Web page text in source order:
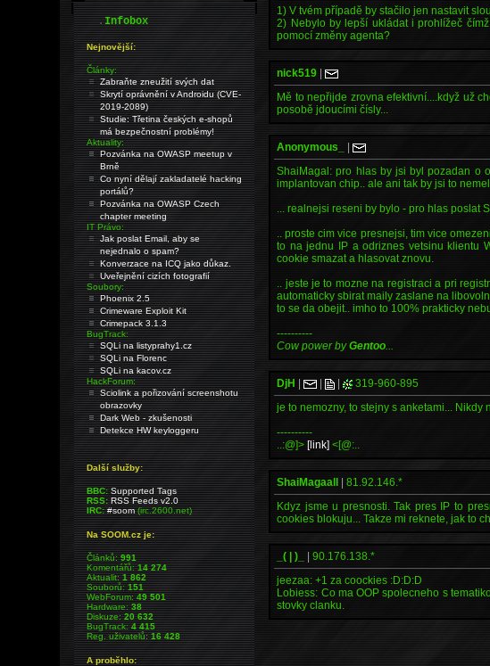
1) V tvém případě by stačilo jen nastavit
2) Nebylo by lepší ukládat i prohlížeč
pomocí změny agenta?
nick519 |
Mě to nepřijde zrovna efektivní....když už
posobě jdoucími čísly...
Anonymous_ |
ShaiMagal: pro hlas by jsi byl pozadan o
implantovan chip.. ale ani tak by jsi to
... realnejsi reseni by bylo - pro hlas poslat
.. proste cim vice presnejsi, tim vice
to na jednu IP a odriznes vetsinu klientu
cookie smazat a hlasovat znovu.
.. jeste je to mozne na registraci a pri
automaticky sbirat maily zaslane na
to se da obejit.. imho to 100% prakticky
----------
Cow power byGentoo...
DjH | | 319-960-895
je to nemozny, to stejny s anketami...
----------
..:@]> [link] <[@:..
ShaiMagaall |81.92.146.*
Kdyz jsme u presnosti. Tak pres IP to
cookies blokuju... Takze mi reknete, jak to
_( | )_ |90.176.138.*
jeezaa: +1 za coockies :D:D:D
Lobiess: Co ma OOP spolecneho s
stovky clanku.
.Infobox
Nejnovější:
Články:
Zabraňte zneužití svých dat
Skrytí oprávnění v Androidu (CVE-
2019-2089)
Studie: Třetina českých e-shopů
má bezpečnostní problémy!
Aktuality:
Pozvánka na OWASP meetup v
Brně
Co nyní dělají zakladatelé hacking
portálů?
Pozvánka na OWASP Czech
chapter meeting
IT Právo:
Jak poslat Email, aby se
nejednalo o spam?
Konverzace na ICQ jako důkaz.
Uveřejnění cizích fotografií
Soubory:
Phoenix 2.5
Crimeware Exploit Kit
Crimepack 3.1.3
BugTrack:
SQLi na listyprahy1.cz
SQLi na Florenc
SQLi na kacov.cz
HackForum:
Sciolink a pořizování screenshotu
obrazovky
Dark Web - zkušenosti
Detekce HW keyloggeru
Další služby:
BBC: Supported Tags
RSS: RSS Feeds v2.0
IRC: #soom(irc.2600.net)
Na SOOM.cz je:
Článků:991
Komentářů:14 274
Aktualit:1 862
Souborů:151
WebForum:49 501
Hardware:38
Diskuze:20 632
BugTrack:4 415
Reg. uživatelů:16 428
A proběhlo: